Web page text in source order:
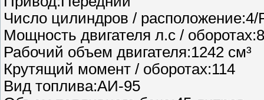
Число цилиндров / расположение:4/
Мощность двигателя л.с /
Рабочий объем двигателя:1242 см³
Крутящий момент / оборотах:114
Вид топлива:АИ-95